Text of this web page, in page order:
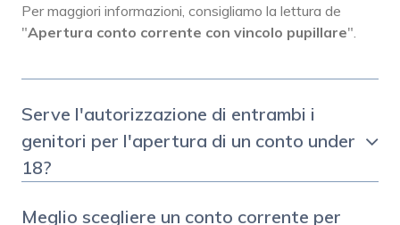
Per maggiori informazioni, consigliamo la lettura de
"Apertura conto corrente con vincolo pupillare".
Serve l'autorizzazione di entrambi i
genitori per l'apertura di un conto under
18?
Meglio scegliere un conto corrente per